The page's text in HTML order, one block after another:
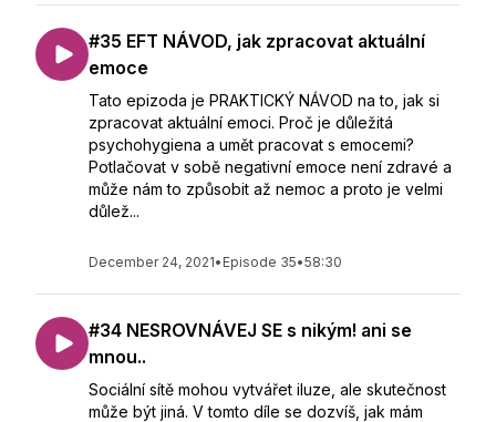
#35 EFT NÁVOD, jak zpracovat aktuální
emoce
Tato epizoda je PRAKTICKÝ NÁVOD na to, jak si
zpracovat aktuální emoci. Proč je důležitá
psychohygiena a umět pracovat s emocemi?
Potlačovat v sobě negativní emoce není zdravé a
může nám to způsobit až nemoc a proto je velmi
důlež...
December 24, 2021• Episode 35•58:30
#34 NESROVNÁVEJ SE s nikým! ani se
mnou..
Sociální sítě mohou vytvářet iluze, ale skutečnost
může být jiná. V tomto díle se dozvíš, jak mám